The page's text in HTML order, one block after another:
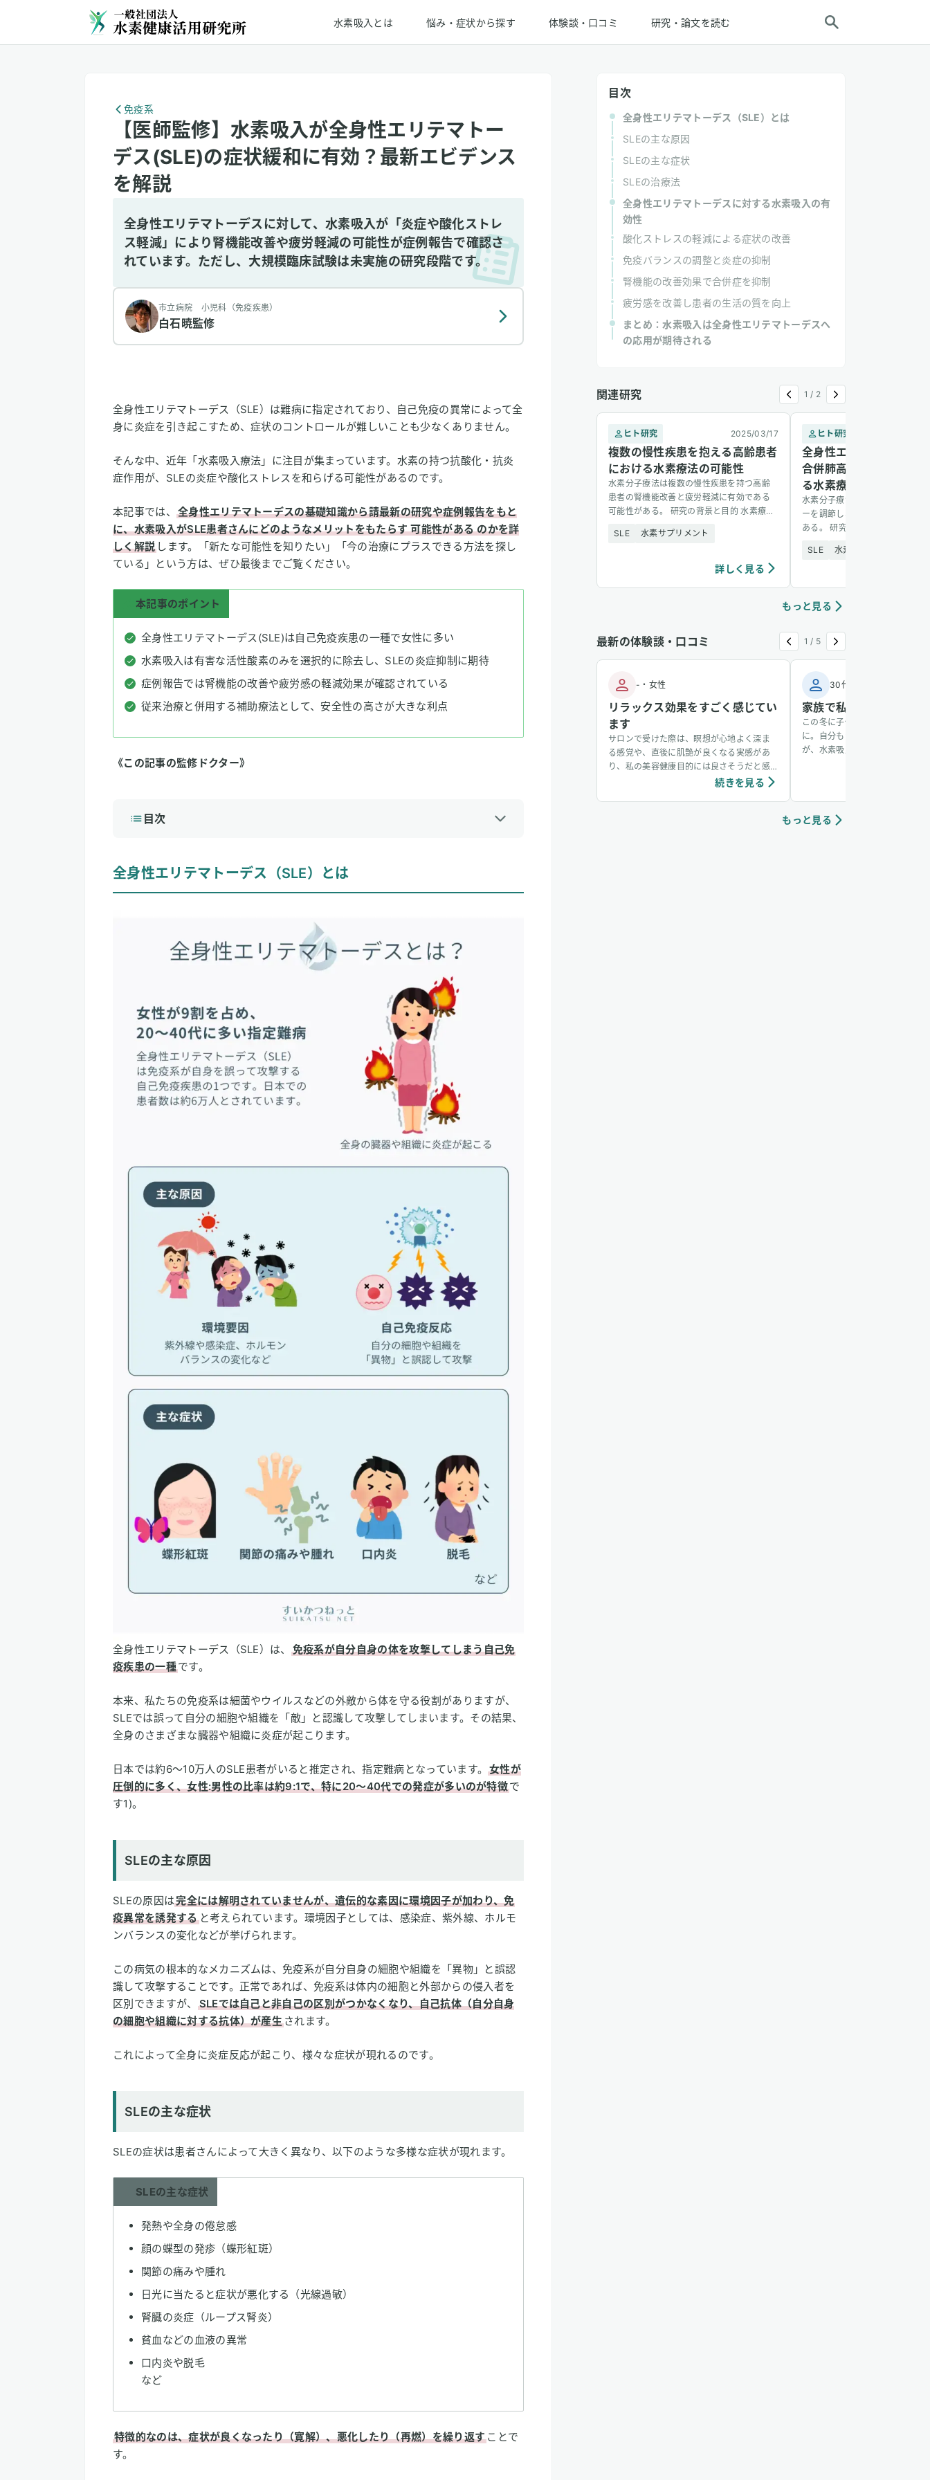
水素吸入とは 悩み・症状から探す 体験談・口コミ 研究・論文を読む
免疫系
【医師監修】水素吸入が全身性エリテマトー
デス(SLE)の症状緩和に有効？最新エビデンス
を解説
全身性エリテマトーデスに対して、水素吸入が「炎症や酸化ストレ
ス軽減」により腎機能改善や疲労軽減の可能性が症例報告で確認さ
れています。ただし、大規模臨床試験は未実施の研究段階です。
市立病院 小児科（免疫疾患）
白石暁監修
全身性エリテマトーデス（SLE）は難病に指定されており、自己免疫の異常によって全
身に炎症を引き起こすため、症状のコントロールが難しいことも少なくありません。
そんな中、近年「水素吸入療法」に注目が集まっています。水素の持つ抗酸化・抗炎
症作用が、SLEの炎症や酸化ストレスを和らげる可能性があるのです。
本記事では、
全身性エリテマトーデスの基礎知識から請最新の研究や症例報告をもと
に、水素吸入がSLE患者さんにどのようなメリットをもたらす 可能性がある のかを詳
しく解説 します。「新たな可能性を知りたい」「今の治療にプラスできる方法を探し
ている」という方は、ぜひ最後までご覧ください。
本記事のポイント
全身性エリテマトーデス(SLE)は自己免疫疾患の一種で女性に多い
水素吸入は有害な活性酸素のみを選択的に除去し、SLEの炎症抑制に期待
症例報告では腎機能の改善や疲労感の軽減効果が確認されている
従来治療と併用する補助療法として、安全性の高さが大きな利点
《この記事の監修ドクター》
目次
SLEの主な原因
SLEの主な症状
全身性エリテマトーデスに対する水素吸入の有効性
腎機能の改善効果で合併症を抑制
疲労感を改善し患者の生活の質を向上
3 まとめ：水素吸入は全身性エリテマトーデスへの応用が期待される
全身性エリテマトーデス（SLE）とは
全身性エリテマトーデス（SLE）は、
免疫系が自分自身の体を攻撃してしまう自己免
疫疾患の一種です。
本来、私たちの免疫系は細菌やウイルスなどの外敵から体を守る役割がありますが、
SLEでは誤って自分の細胞や組織を「敵」と認識して攻撃してしまいます。その結果、
全身のさまざまな臓器や組織に炎症が起こります。
日本では約6〜10万人のSLE患者がいると推定され、指定難病となっています。女性が
圧倒的に多く、女性:男性の比率は約9:1で、特に20〜40代での発症が多いのが特徴で
す1)。
SLEの主な原因
SLEの原因は完全には解明されていませんが、遺伝的な素因に環境因子が加わり、免
疫異常を誘発すると考えられています。環境因子としては、感染症、紫外線、ホルモ
ンバランスの変化などが挙げられます。
この病気の根本的なメカニズムは、免疫系が自分自身の細胞や組織を「異物」と誤認
識して攻撃することです。正常であれば、免疫系は体内の細胞と外部からの侵入者を
区別できますが、
SLEでは自己と非自己の区別がつかなくなり、自己抗体（自分自身
の細胞や組織に対する抗体）が産生 されます。
これによって全身に炎症反応が起こり、様々な症状が現れるのです。
SLEの主な症状
SLEの症状は患者さんによって大きく異なり、以下のような多様な症状が現れます。
SLEの主な症状
発熱や全身の倦怠感
顔の蝶型の発疹（蝶形紅斑）
関節の痛みや腫れ
日光に当たると症状が悪化する（光線過敏）
腎臓の炎症（ループス腎炎）
貧血などの血液の異常
口内炎や脱毛
など
特徴的なのは、症状が良くなったり（寛解）、悪化したり（再燃）を繰り返すことで
す。
目次
全身性エリテマトーデス（SLE）とは
SLEの主な原因
SLEの主な症状
SLEの治療法
全身性エリテマトーデスに対する水素吸入の有
効性
酸化ストレスの軽減による症状の改善
免疫バランスの調整と炎症の抑制
腎機能の改善効果で合併症を抑制
疲労感を改善し患者の生活の質を向上
まとめ：水素吸入は全身性エリテマトーデスへ
の応用が期待される
関連研究 1 / 2
ヒト研究 2025/03/17
複数の慢性疾患を抱える高齢患者
における水素療法の可能性
水素分子療法は複数の慢性疾患を持つ高齢
患者の腎機能改善と疲労軽減に有効である
可能性がある。 研究の背景と目的 水素療法
療法として、慢性腎疾患（CKD）やパ
SLE 水素サプリメント
詳しく見る
ヒト研究
全身性エリテマトーデス
合併肺高血圧症（PAH）
る水素療法の症例報告
水素分子療法はSLE-PAH患者の
ーを調節し、臨床症状を改善す
ある。 研究の背景と目的 全身性
（PAH）は、右心不全や呼吸困
SLE 水素サプリメント
もっと見る
最新の体験談・口コミ 1 / 5
- ・ 女性
リラックス効果をすごく感じてい
ます
サロンで受けた際は、瞑想が心地よく深ま
る感覚や、直後に肌艶が良くなる実感があ
り、私の美容健康目的には良さそうだと感
じています。個人の感想ではありますが、吸
続きを見る
30代
家族で私だけ風邪をひか
この冬に子供が風邪をひき、そ
に。自分もかかるかなと思って
が、水素吸入をしているおかげ
もっと見る